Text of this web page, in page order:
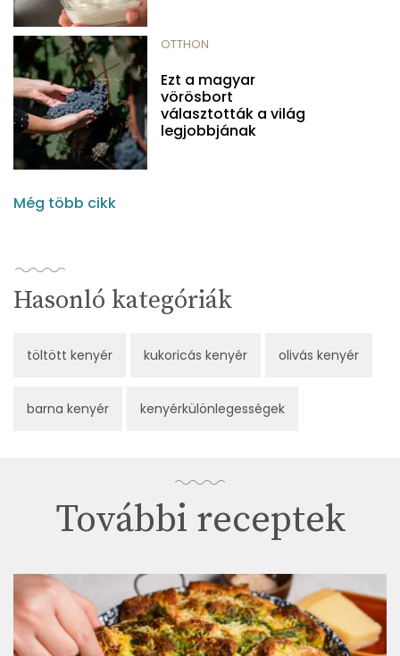
OTTHON
Ezt a magyar
vörösbort
választották a világ
legjobbjának
Még több cikk
Hasonló kategóriák
töltött kenyér kukoricás kenyér olivás kenyér
barna kenyér kenyérkülönlegességek
További receptek